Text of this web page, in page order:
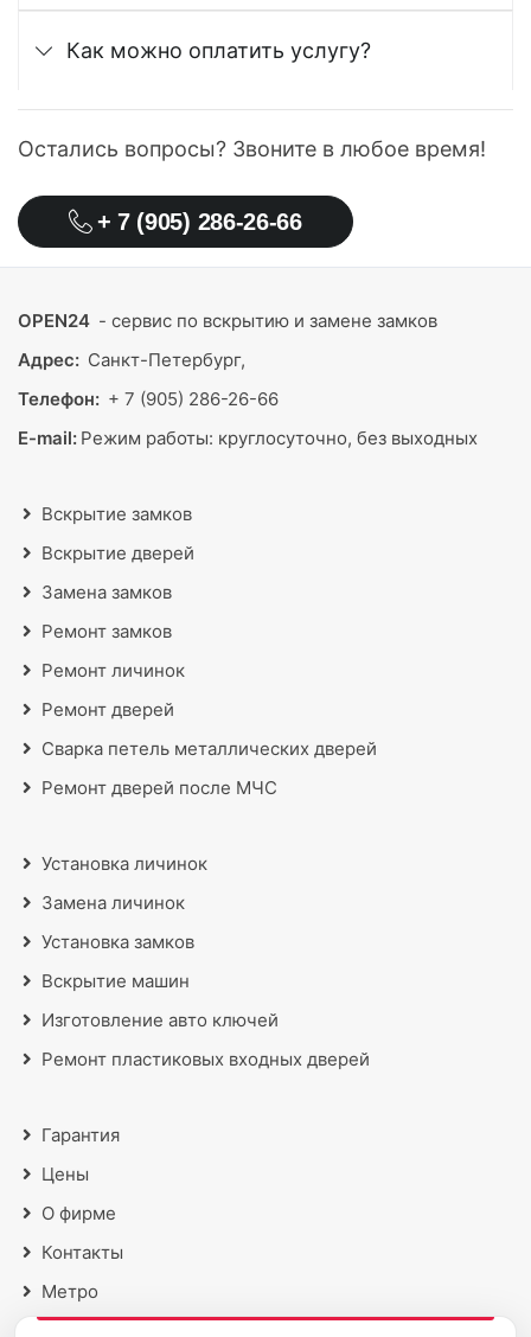
Как можно оплатить услугу?
Остались вопросы? Звоните в любое время!
+ 7 (905) 286-26-66
OPEN24 - сервис по вскрытию и замене замков
Адрес: Санкт-Петербург,
Телефон: + 7 (905) 286-26-66
E-mail: Режим работы: круглосуточно, без выходных
Вскрытие замков
Вскрытие дверей
Замена замков
Ремонт замков
Ремонт личинок
Ремонт дверей
Сварка петель металлических дверей
Ремонт дверей после МЧС
Установка личинок
Замена личинок
Установка замков
Вскрытие машин
Изготовление авто ключей
Ремонт пластиковых входных дверей
Гарантия
Цены
О фирме
Контакты
Метро